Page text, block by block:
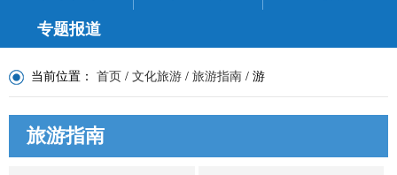
专题报道
当前位置： 首页 / 文化旅游 / 旅游指南 / 游
旅游指南